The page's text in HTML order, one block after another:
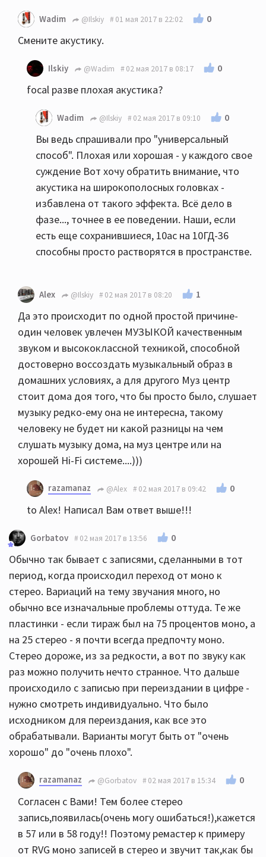
Wadim @Ilskiy 01 мая 2017 в 22:02 0
Смените акустику.
Ilskiy @Wadim 02 мая 2017 в 08:17 0
focal разве плохая акустика?
Wadim @Ilskiy 02 мая 2017 в 09:10 0
Вы ведь спрашивали про "универсальный
способ". Плохая или хорошая - у каждого свое
суждение Вот хочу обратить внимание, что
акустика на широкополосных головках -
избавлена от такого эффекта. Всё дело в
фазе..., точнее в ее поведении. Наши, если
есть еще сохранившиеся, 10ас на 10ГД-36
способны просто растворятся в пространстве.
Alex @Ilskiy 02 мая 2017 в 08:20 1
Да это происходит по одной простой причине-
один человек увлечен МУЗЫКОЙ качественным
звуком и высококлассной техникой, способной
достоверно воссоздать музыкальный образ в
домашних условиях, а для другого Муз центр
стоит дома доя того, что бы просто было, слушает
музыку редко-ему она не интересна, такому
человеку не будет ни какой разницы на чем
слушать музыку дома, на муз центре или на
хорошей Hi-Fi системе....)))
razamanaz @Alex 02 мая 2017 в 09:42 0
to Alex! Написал Вам ответ выше!!!
Gorbatov 02 мая 2017 в 13:56 0
Обычно так бывает с записями, сделанными в тот
период, когда происходил переход от моно к
стерео. Вариаций на тему звучания много, но
обычно все изначальные проблемы оттуда. Те же
пластинки - если тираж был на 75 процентов моно, а
на 25 стерео - я почти всегда предпочту моно.
Стерео дороже, из за редкости, а вот по звуку как
раз можно получить нечто странное. Что дальше
происходило с записью при переиздании в цифре -
нужно смотреть индивидуально. Что было
исходником для переиздания, как все это
обрабатывали. Варианты могут быть от "очень
хорошо" до "очень плохо".
razamanaz @Gorbatov 02 мая 2017 в 15:34 0
Согласен с Вами! Тем более стерео
запись,появилась(очень могу ошибаться!),кажется
в 57 или в 58 году!! Поэтому ремастер к примеру
от RVG моно записей в стерео и звучит так,как бы